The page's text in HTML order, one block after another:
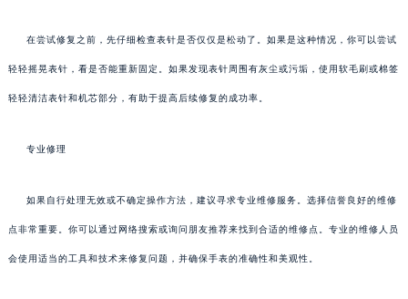
在尝试修复之前，先仔细检查表针是否仅仅是松动了。如果是这种情况，你可以尝试
轻轻摇晃表针，看是否能重新固定。如果发现表针周围有灰尘或污垢，使用软毛刷或棉签
轻轻清洁表针和机芯部分，有助于提高后续修复的成功率。
专业修理
如果自行处理无效或不确定操作方法，建议寻求专业维修服务。选择信誉良好的维修
点非常重要。你可以通过网络搜索或询问朋友推荐来找到合适的维修点。专业的维修人员
会使用适当的工具和技术来修复问题，并确保手表的准确性和美观性。